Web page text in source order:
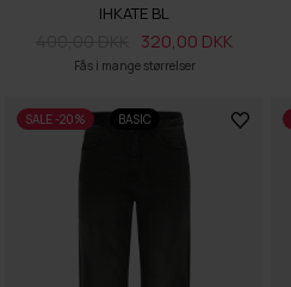
Fås i mange størrelser
IHKATE BL
320,00 DKK
SALE -20% BASIC